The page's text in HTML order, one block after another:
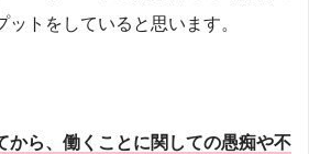
トをしていると思います。
から、働くことに関しての愚痴や不